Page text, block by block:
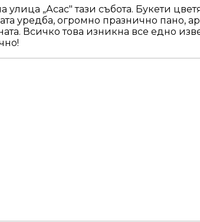
„Асас" тази събота. Букети
уредба, огромно празнично пано,
Всичко това изникна все едно